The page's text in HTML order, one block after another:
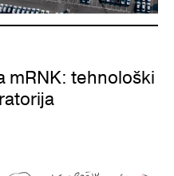
mRNK: tehnološki